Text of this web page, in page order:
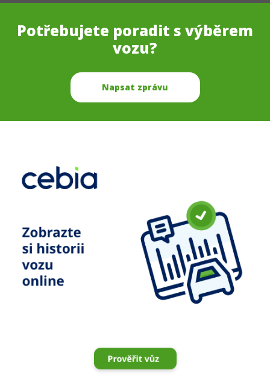
Potřebujete poradit s výběrem
vozu?
Napsat zprávu